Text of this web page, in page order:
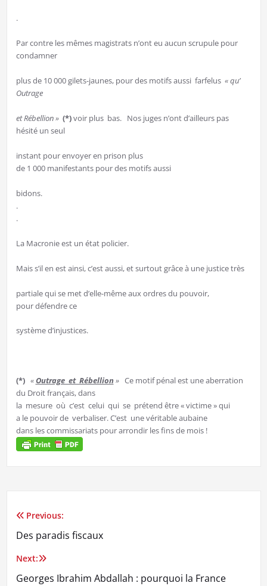
.
Par contre les mêmes magistrats n’ont eu aucun scrupule pour
condamner
plus de 10 000 gilets-jaunes, pour des motifs aussi farfelus « qu’
Outrage
et Rébellion » (*)voir plus bas. Nos juges n’ont d’ailleurs pas
hésité un seul
instant pour envoyer en prison plus
de 1 000 manifestants pour des motifs aussi
bidons.
.
.
La Macronie est un état policier.
Mais s’il en est ainsi, c’est aussi, et surtout grâce à une justice très
partiale qui se met d’elle-même aux ordres du pouvoir,
pour défendre ce
système d’injustices.
(*) «Outrage et Rébellion »Ce motif pénal est une aberration
du Droit français, dans
la mesure où c’est celui qui se prétend être « victime » qui
a le pouvoir de verbaliser. C’est une véritable aubaine
dans les commissariats pour arrondir les fins de mois !
Navigation
de
l’article
Previous:
Des paradis fiscaux
Next:
Georges Ibrahim Abdallah : pourquoi la France